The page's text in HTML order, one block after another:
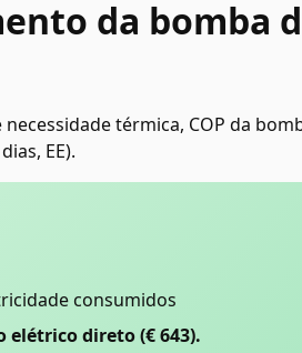
da bomba
térmica, COP da
EE).
consumidos
elétrico direto (€ 643).